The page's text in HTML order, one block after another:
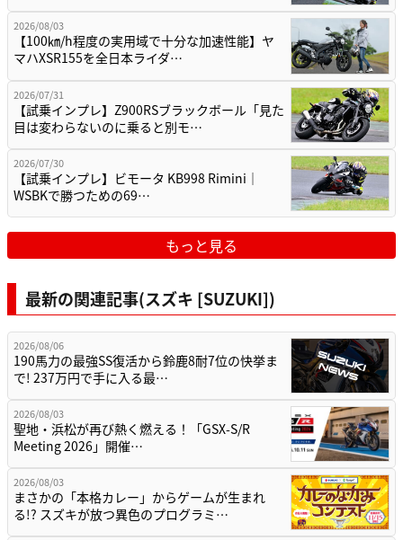
2026/08/03
【100㎞/h程度の実用域で十分な加速性能】ヤ
マハXSR155を全日本ライダ…
2026/07/31
【試乗インプレ】Z900RSブラックボール「見た
目は変わらないのに乗ると別モ…
2026/07/30
【試乗インプレ】ビモータ KB998 Rimini｜
WSBKで勝つための69…
もっと見る
最新の関連記事(スズキ [SUZUKI])
2026/08/06
190馬力の最強SS復活から鈴鹿8耐7位の快挙ま
で! 237万円で手に入る最…
2026/08/03
聖地・浜松が再び熱く燃える！「GSX-S/R
Meeting 2026」開催…
2026/08/03
まさかの「本格カレー」からゲームが生まれ
る!? スズキが放つ異色のプログラミ…